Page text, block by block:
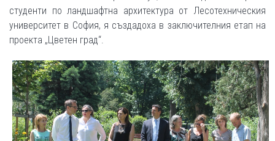
студенти по ландшафтна архитектура от Лесотехническия
университет в София, я създадоха в заключителния етап на
проекта „Цветен град“.